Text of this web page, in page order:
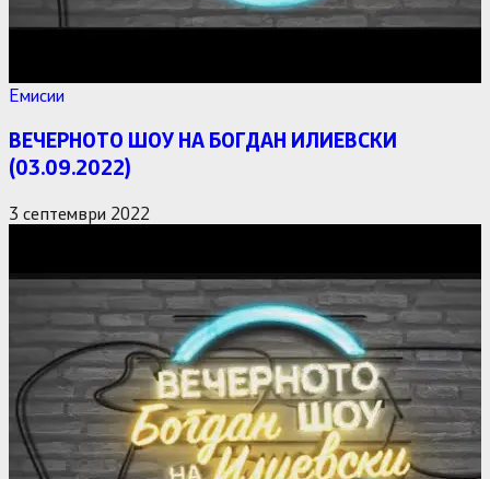
Емисии
ВЕЧЕРНОТО ШОУ НА БОГДАН ИЛИЕВСКИ
(03.09.2022)
3 септември 2022